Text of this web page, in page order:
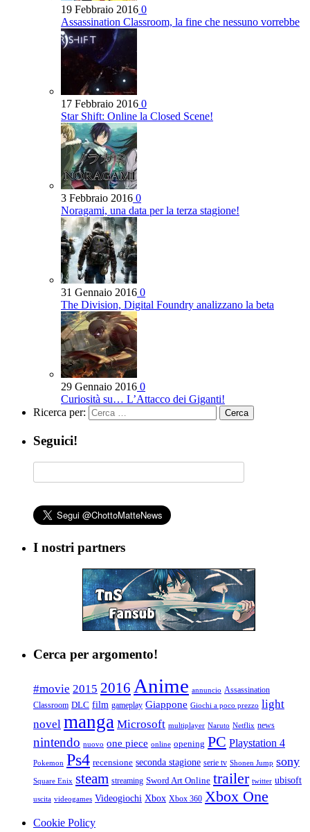
19 Febbraio 2016 0
Assassination Classroom, la fine che nessuno vorrebbe
17 Febbraio 2016 0
Star Shift: Online la Closed Scene!
3 Febbraio 2016 0
Noragami, una data per la terza stagione!
31 Gennaio 2016 0
The Division, Digital Foundry analizzano la beta
29 Gennaio 2016 0
Curiosità su… L’Attacco dei Giganti!
Ricerca per:
Seguici!
I nostri partners
Cerca per argomento!
#movie 2015 2016 Anime annuncio Assassination
Classroom DLC film gameplay Giappone Giochi a poco prezzo light
novel manga Microsoft multiplayer Naruto Netflix news
nintendo nuovo one piece online opening PC Playstation 4
Pokemon Ps4 recensione seconda stagione serie tv Shonen Jump sony
Square Enix steam streaming Sword Art Online trailer twitter ubisoft
uscita videogames Videogiochi Xbox Xbox 360 Xbox One
Cookie Policy